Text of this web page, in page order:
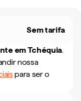
Sem tarifa
emTchéquia.
nossa
para ser o